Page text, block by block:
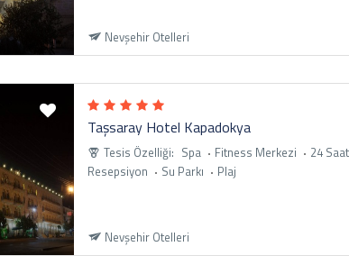
Nevşehir Otelleri
Taşsaray Hotel Kapadokya
Tesis Özelliği: Spa Fitness Merkezi
24 Saat
Resepsiyon
Su Parkı Plaj
Nevşehir Otelleri